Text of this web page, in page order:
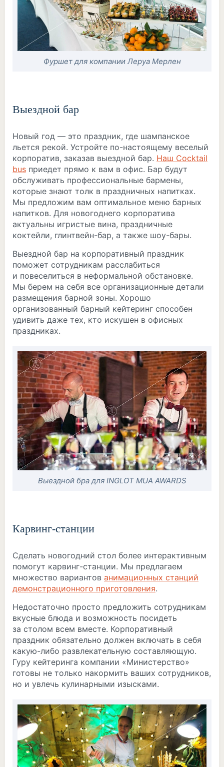
Фуршет для компании Леруа Мерлен
Выездной бар
Новый год — это праздник, где шампанское
льется рекой. Устройте по-настоящему веселый
корпоратив, заказав выездной бар. Наш Cocktail
bus приедет прямо к вам в офис. Бар будут
обслуживать профессиональные бармены,
которые знают толк в праздничных напитках.
Мы предложим вам оптимальное меню барных
напитков. Для новогоднего корпоратива
актуальны игристые вина, праздничные
коктейли, глинтвейн-бар, а также шоу-бары.
Выездной бар на корпоративный праздник
поможет сотрудникам расслабиться
и повеселиться в неформальной обстановке.
Мы берем на себя все организационные детали
размещения барной зоны. Хорошо
организованный барный кейтеринг способен
удивить даже тех, кто искушен в офисных
праздниках.
Выездной бра для INGLOT MUA AWARDS
Карвинг-станции
Сделать новогодний стол более интерактивным
помогут карвинг-станции. Мы предлагаем
множество вариантов анимационных станций
демонстрационного приготовления.
Недостаточно просто предложить сотрудникам
вкусные блюда и возможность посидеть
за столом всем вместе. Корпоративный
праздник обязательно должен включать в себя
какую-либо развлекательную составляющую.
Гуру кейтеринга компании «Министерство»
готовы не только накормить ваших сотрудников,
но и увлечь кулинарными изысками.